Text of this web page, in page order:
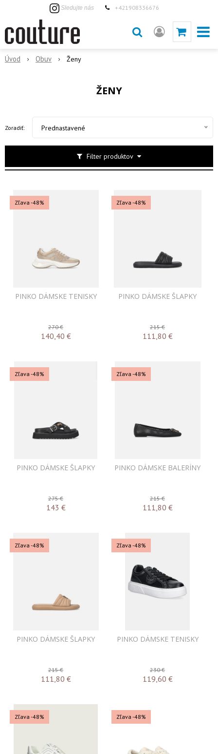
Sledujte nás +421908336676
Úvod Obuv Ženy
ŽENY
Filter produktov
Zoradiť: Prednastavené
Zľava -48%
PINKO DÁMSKE TENISKY
270 €
140,40 €
Zľava -48%
PINKO DÁMSKE ŠLAPKY
215 €
111,80 €
Zľava -48%
PINKO DÁMSKE ŠLAPKY
275 €
143 €
Zľava -48%
PINKO DÁMSKE BALERÍNY
215 €
111,80 €
Zľava -48%
PINKO DÁMSKE ŠLAPKY
215 €
111,80 €
Zľava -48%
PINKO DÁMSKE TENISKY
230 €
119,60 €
Zľava -48% Zľava -48%